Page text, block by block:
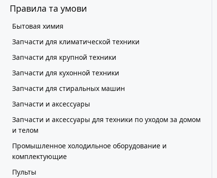
Правила та умови
Бытовая химия
Запчасти для климатической техники
Запчасти для крупной техники
Запчасти для кухонной техники
Запчасти для стиральных машин
Запчасти и аксессуары
Запчасти и аксессуары для техники по уходом за домом
и телом
Промышленное холодильное оборудование и
комплектующие
Пульты